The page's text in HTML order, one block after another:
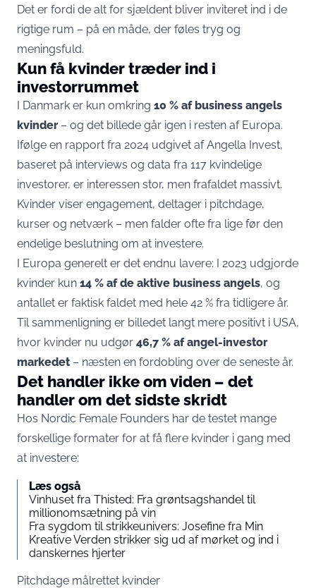
Det er fordi de alt for sjældent bliver inviteret ind i de
rigtige rum – på en måde, der føles tryg og
meningsfuld.
Kun få kvinder træder ind i
investorrummet
I Danmark er kun omkring 10 % af business angels
kvinder– og det billede går igen i resten af Europa.
Ifølge en rapport fra 2024 udgivet af Angella Invest,
baseret på interviews og data fra 117 kvindelige
investorer, er interessen stor, men frafaldet massivt.
Kvinder viser engagement, deltager i pitchdage,
kurser og netværk – men falder ofte fra lige før den
endelige beslutning om at investere.
I Europa generelt er det endnu lavere: I 2023 udgjorde
kvinder kun 14 % af de aktive business angels, og
antallet er faktisk faldet med hele 42 % fra tidligere år.
Til sammenligning er billedet langt mere positivt i USA,
hvor kvinder nu udgør 46,7 % af angel-investor
markedet– næsten en fordobling over de seneste år.
Det handler ikke om viden – det
handler om det sidste skridt
Hos Nordic Female Founders har de testet mange
forskellige formater for at få flere kvinder i gang med
at investere:
Læs også
Vinhuset fra Thisted: Fra grøntsagshandel til
millionomsætning på vin
Fra sygdom til strikkeunivers: Josefine fra Min
Kreative Verden strikker sig ud af mørket og ind i
danskernes hjerter
Pitchdage målrettet kvinder